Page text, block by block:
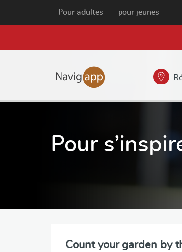
Pour adultes
pour jeunes
Pour
Count your garden by